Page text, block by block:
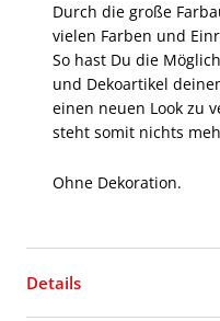
Durch die große
vielen Farben und
So hast Du die
und Dekoartikel
einen neuen Look zu
steht somit nichts
Ohne Dekoration.
Details